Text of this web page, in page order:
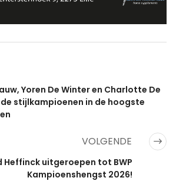
Yoren De Winter en Charlotte De
stijlkampioenen in de hoogste
VOLGENDE
Heffinck uitgeroepen tot BWP
Kampioenshengst 2026!